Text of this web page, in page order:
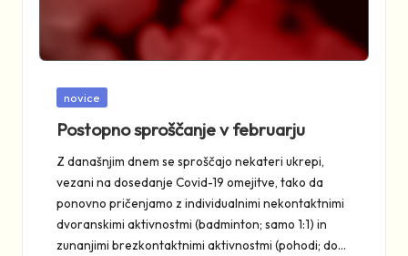
Posted
novice
Postopno sproščanje v februarju
Z današnjim dnem se sproščajo nekateri ukrepi,
vezani na dosedanje Covid-19 omejitve, tako da
ponovno pričenjamo z individualnimi nekontaktnimi
dvoranskimi aktivnostmi (badminton; samo 1:1) in
zunanjimi brezkontaktnimi aktivnostmi (pohodi; do…